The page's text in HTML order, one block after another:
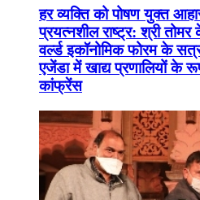
हर व्यक्ति को पोषण युक्त
प्रयत्नशील राष्ट्र: श्री
वर्ल्ड इकॉनोमिक फोरम के
एजेंडा में खाद्य प्रणालियों के
कांफ्रेंस